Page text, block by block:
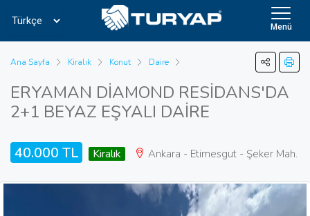
Menü
Ana Sayfa Kiralık Konut Daire
ERYAMAN DİAMOND RESİDANS'DA
2+1 BEYAZ EŞYALI DAİRE
40.000 TL Kiralık Ankara - Etimesgut - Şeker Mah.